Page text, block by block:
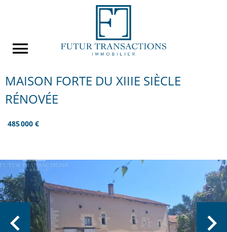
MAISON FORTE DU XIIIE SIÈCLE
RÉNOVÉE
485 000 €